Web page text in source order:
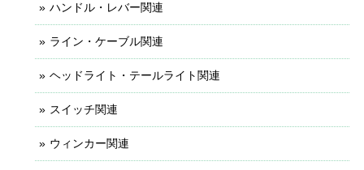
ハンドル・レバー関連
ライン・ケーブル関連
ヘッドライト・テールライト関連
スイッチ関連
ウィンカー関連